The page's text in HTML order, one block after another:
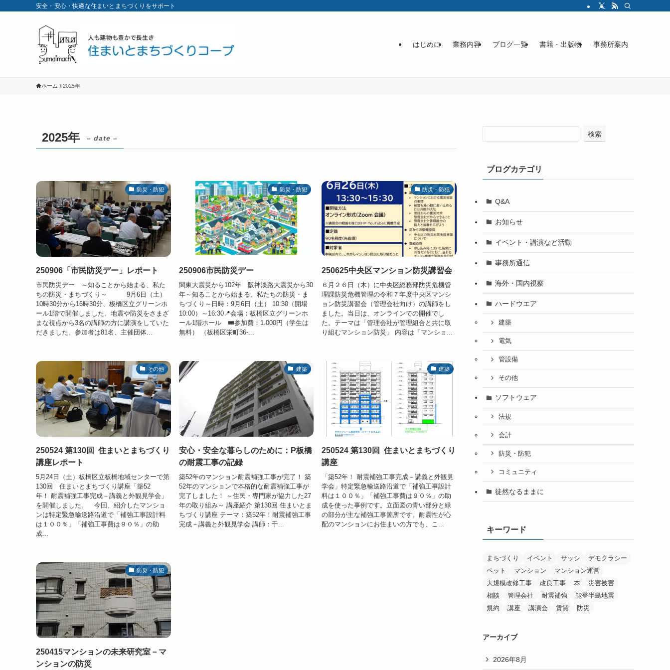
安全・安心・快適な住まいとまちづくりをサポート
はじめに 業務内容 ブログ一覧 書籍・出版物 事務所案内
ホーム 2025年
2025年 – date –
防災・防犯
250906「市民防災デー」レポート
市民防災デー ～知ることから始まる、私た
ちの防災・まちづくり～ 9月6日（土）
10時30分から16時30分、板橋区立グリーンホ
ール1階で開催しました。地震や防災をさまざ
まな視点から3名の講師の方に講演をしていた
だきました。参加者は81名、主催団体...
防災・防犯
250906市民防災デー
関東大震災から102年 阪神淡路大震災から30
年～知ることから始まる、私たちの防災・ま
ちづくり～日時：9月6日（土） 10:30（開場
10:00）～16:30📍会場：板橋区立グリーンホ
ール1階ホール 🎟参加費：1.000円（学生は
無料） （板橋区栄町36-...
防災・防犯
250625中央区マンション防災講習会
６月２６日（木）に中央区総務部防災危機管
理課防災危機管理の令和７年度中央区マンシ
ョン防災講習会（管理会社向け）の講師をし
ました。当日は、オンラインでの開催でし
た。テーマは「管理会社が管理組合と共に取
り組むマンション防災」 内容は「マンショ...
その他
250524 第130回 住まいとまちづくり
講座レポート
5月24日（土）板橋区立板橋地域センターで第
130回 住まいとまちづくり講座「築52
年！ 耐震補強工事完成－講義と外観見学会」
を開催しました。 今回、紹介したマンショ
ンは特定緊急輸送路沿道で「補強工事設計料
は１００％」「補強工事費は９０％」の助
成...
建築
安心・安全な暮らしのために：P板橋
の耐震工事の記録
築52年のマンション耐震補強工事が完了！ 築
52年のマンションで本格的な耐震補強工事が
完了しました！ ～住民・専門家が協力した27
年の取り組み～ 講座紹介 第130回 住まいとま
ちづくり講座 テーマ：築52年！耐震補強工事
完成－講義と外観見学会 講師：千...
建築
250524 第130回 住まいとまちづくり
講座
「築52年！ 耐震補強工事完成－講義と外観見
学会」特定緊急輸送路沿道で「補強工事設計
料は１００％」「補強工事費は９０％」の助
成を使った事例です。立面図の青い部分と緑
の部分が主な補強工事箇所です。耐震性が心
配のマンションにお住まいの方でも、こ...
防災・防犯
250415マンションの未来研究室－マ
ンションの防災
検索
ブログカテゴリ
Q&A
お知らせ
イベント・講演など活動
事務所通信
海外・国内視察
ハードウエア
建築
電気
管設備
その他
ソフトウェア
法規
会計
防災・防犯
コミュニティ
徒然なるままに
キーワード
まちづくり イベント サッシ
デモクラシー
ペット
マンション
マンション運営
大規模改修工事
改良工事 本
災害被害
相談
管理会社 耐震補強
能登半島地震
規約
講座 講演会 賃貸 防災
アーカイブ
2026年8月